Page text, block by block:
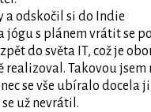
a odskočil si do Indie
s plánem vrátit se
do světa IT, což je
realizoval. Takovou jsem
se vše ubíralo docela
už nevrátil.